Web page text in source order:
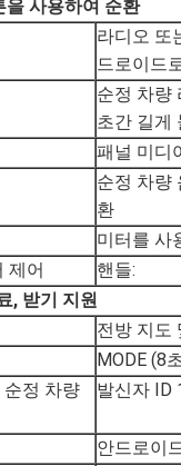
을 사용하여 순환
라디오 또
드로이드
순정 차량
초간 길게
패널 미디
순정 차량
환
미터를 사
제어
핸들:
, 받기 지원
전방 지도
MODE (8
정 차량
발신자 ID
안드로이